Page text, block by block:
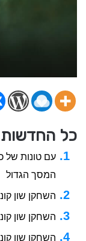
כל החדשות
עם טונות של
המסך הגדול
השחקן שון
השחקן שון